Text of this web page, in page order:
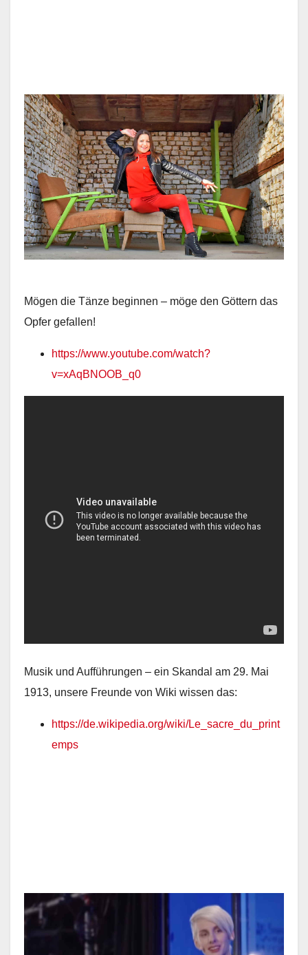
Mögen die Tänze beginnen – möge den Göttern das
Opfer gefallen!
https://www.youtube.com/watch?
v=xAqBNOOB_q0
Musik und Aufführungen – ein Skandal am 29. Mai
1913, unsere Freunde von Wiki wissen das:
https://de.wikipedia.org/wiki/Le_sacre_du_print
emps